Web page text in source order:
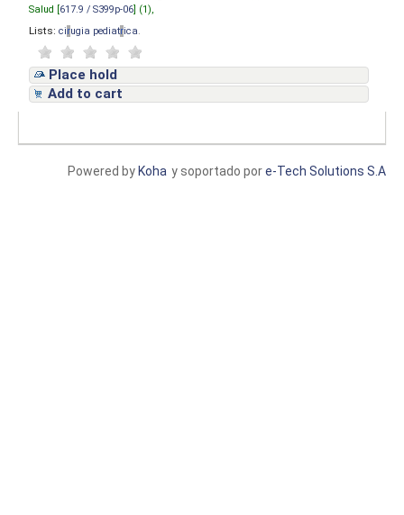
Salud [ 617.9 / S399p-06 ] (1),
Lists: cirugia pediatrica
Place hold
Add to cart
y soportado pore-Tech Solutions S.A
Powered by Koha